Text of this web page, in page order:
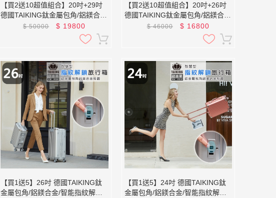
【買2送10超值組合】20吋+29吋
德國TAIKING鈦金屬包角/鋁鎂合
金/智能指紋解鎖行李箱/旅行箱
$50000 $ 19800
【買2送10超值組合】20吋+26吋
德國TAIKING鈦金屬包角/鋁鎂合
金/智能指紋解鎖行李箱/旅行箱
$46000 $ 16800
【買1送5】26吋 德國TAIKING鈦
金屬包角/鋁鎂合金/智能指紋解鎖
【買1送5】24吋 德國TAIKING鈦
金屬包角/鋁鎂合金/智能指紋解鎖